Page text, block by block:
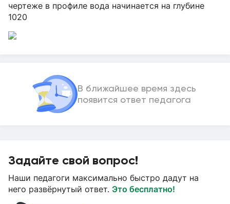
чертеже в профиле вода начинается на глубине
1020
В ближайшее время здесь
появится ответ педагога
Задайте свой вопрос!
Наши педагоги максимально быстро дадут на
него развёрнутый ответ. Это бесплатно!